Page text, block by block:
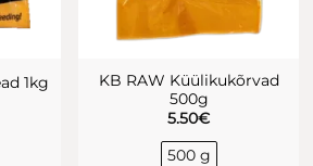
1kg
KB RAW Küülikukõrvad
500g
5.50€
500 g